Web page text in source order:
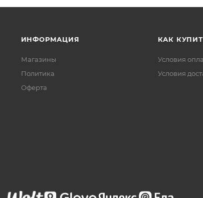
ИНФОРМАЦИЯ
Магазины
Политика
Офертa
КАК
Условия
Условия